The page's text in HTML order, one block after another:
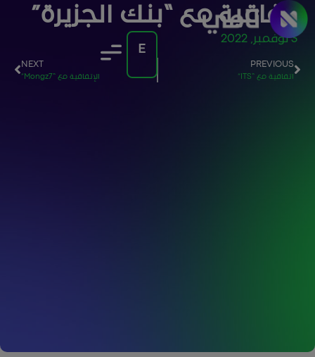
اتفاقية مع “بنك الجزيرة”
3 نوفمبر, 2022
PREVIOUS
اتفاقية مع “ITS”
NEXT
الإتفاقية مع “Mongz7”